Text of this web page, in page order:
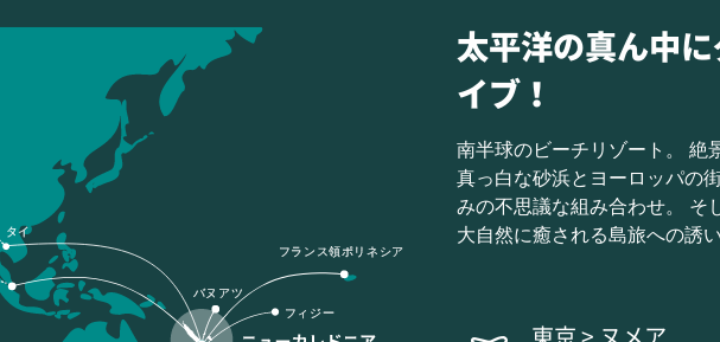
フランス領ポリネシア
フィジー
タイ
バヌアツ
太平洋の真ん中に
イブ！
南半球のビーチリゾート。 絶
真っ白な砂浜とヨーロッパの
みの不思議な組み合わせ。 そ
大自然に癒される島旅への誘い
東京 > ヌメア